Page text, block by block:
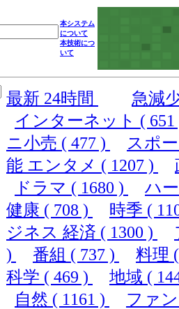
本システム
について
本技術につ
いて
最新 24時間
急減
インターネット (
ニ小売 ( 477 )
スポ
能 エンタメ ( 1207 )
ドラマ ( 1680 )
ハ
健康 ( 708 )
時季 (
ジネス 経済 ( 1300 )
)
番組 ( 737 )
料理
科学 ( 469 )
地域 (
自然 ( 1161 )
ファ